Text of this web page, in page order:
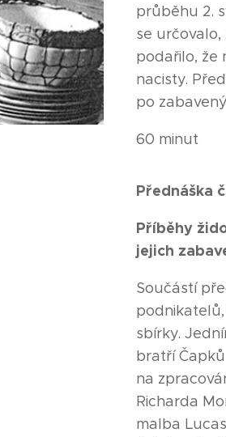
průběhu 2.
se
podařilo, že
nacisty.
po
60 minut
Přednáška
Příběhy
jejich
Součástí
sbírky.
bratří
na
Richarda
malba